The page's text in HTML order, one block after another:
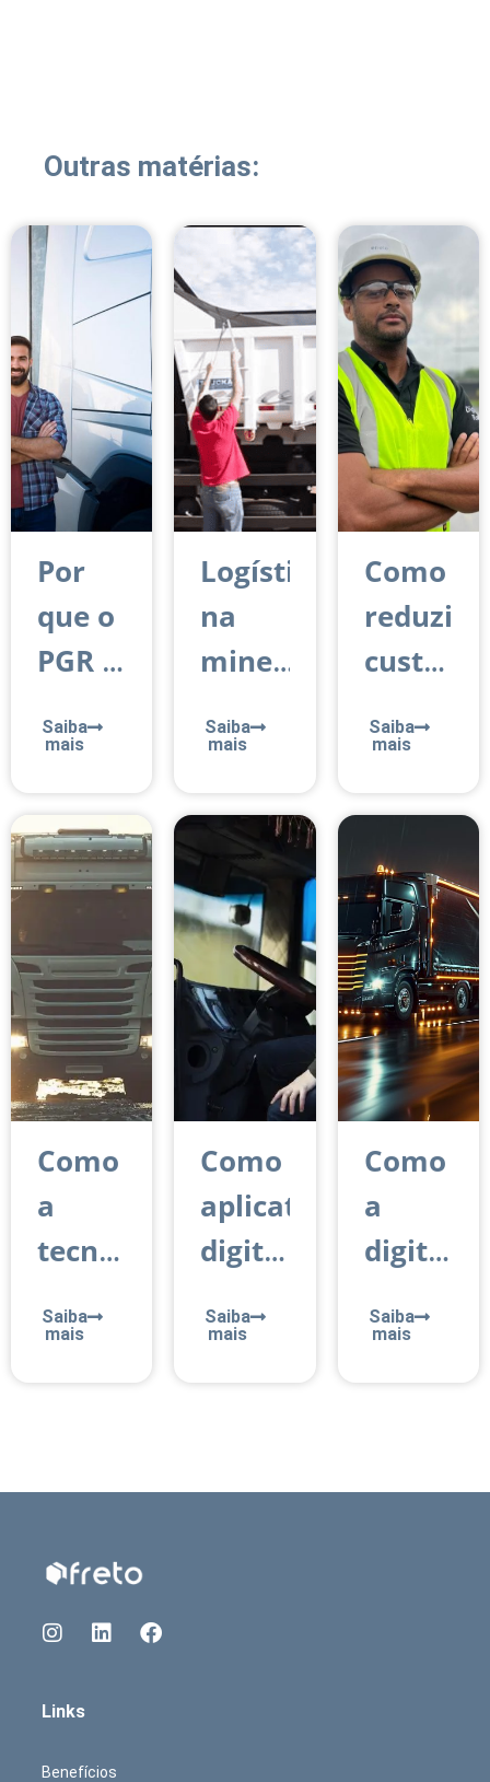
Outras matérias:
Por
que o
PGR é
para
segurança
no
transporte
de
cargas?
Saiba
mais
Logística
na
mineração:
dores
como
a
tecnologia
ajuda
a
superá-
las
Saiba
mais
Como
reduzir
custos
sem
no
serviço
de
Saiba
mais
Como
a
tecnologia
para
seguro?
Saiba
mais
Como
aplicativos
digitais
caminhoneiros
Saiba
mais
Como
a
Saiba
mais
Links
Benefícios